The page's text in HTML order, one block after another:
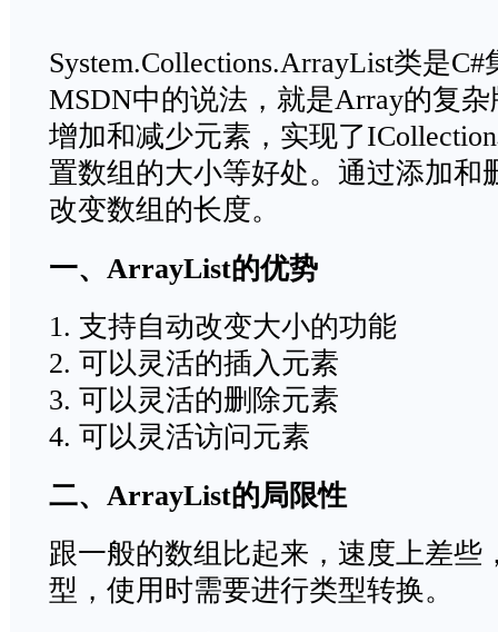
System.Collections.ArrayList类是
MSDN中的说法，就是Array的复
增加和减少元素，实现了
置数组的大小等好处。通过添加和
改变数组的长度。
一、ArrayList的优势
1. 支持自动改变大小的功能
2. 可以灵活的插入元素
3. 可以灵活的删除元素
4. 可以灵活访问元素
二、ArrayList的局限性
跟一般的数组比起来，速度上差些
型，使用时需要进行类型转换。